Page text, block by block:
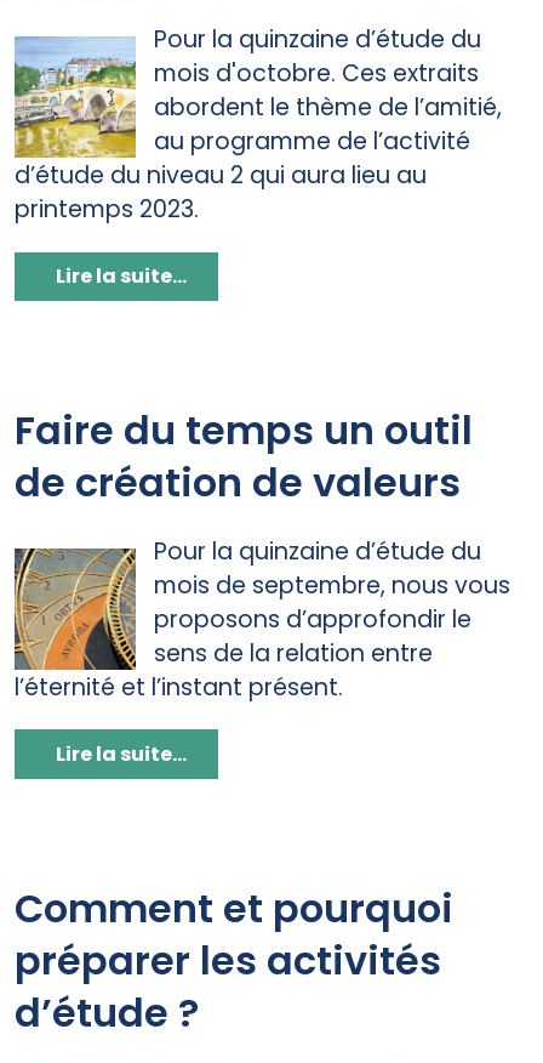
Pour la quinzaine d’étude du
mois d'octobre. Ces extraits
abordent le thème de l’amitié,
au programme de l’activité
d’étude du niveau 2 qui aura lieu au
printemps 2023.
Lire la suite...
Faire du temps un outil
de création de valeurs
Pour la quinzaine d’étude du
mois de septembre, nous vous
proposons d’approfondir le
sens de la relation entre
l’éternité et l’instant présent.
Lire la suite...
Comment et pourquoi
préparer les activités
d’étude ?